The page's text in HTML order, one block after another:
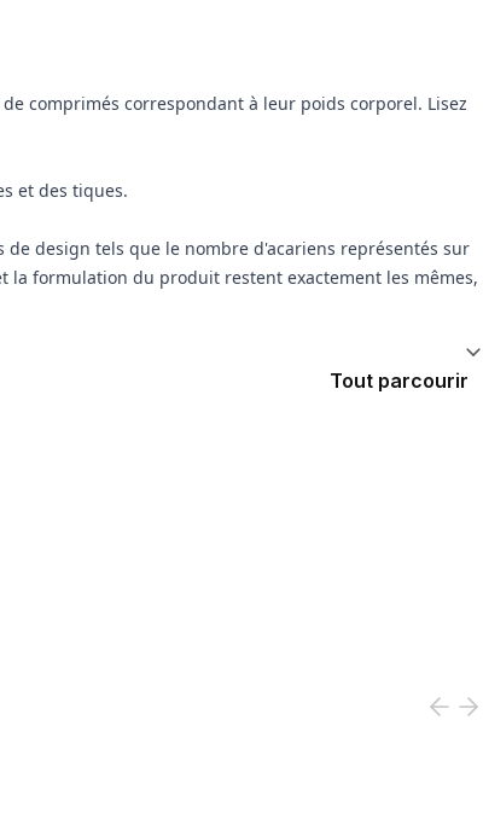
comprimés correspondant à leur poids corporel. Lisez
et des tiques.
design tels que le nombre d'acariens représentés sur
la formulation du produit restent exactement les mêmes,
Tout parcourir